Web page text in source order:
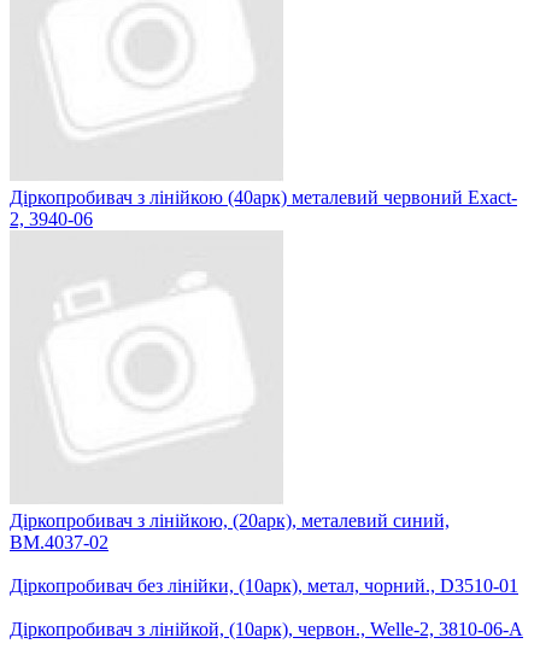
Діркопробивач з лінійкою (40арк) металевий червоний Exact-
2, 3940-06
Діркопробивач з лінійкою, (20арк), металевий синий,
BM.4037-02
Діркопробивач без лінійки, (10арк), метал, чорний., D3510-01
Діркопробивач з лінійкой, (10арк), червон., Welle-2, 3810-06-A